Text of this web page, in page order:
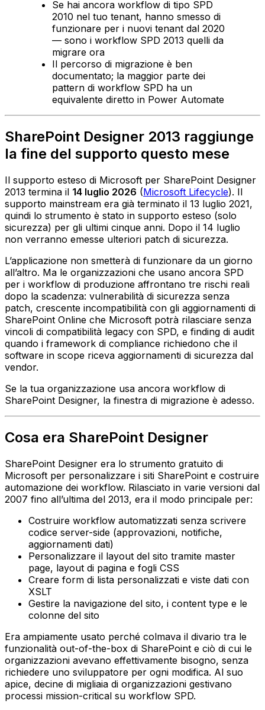
Se hai ancora workflow di tipo SPD
2010 nel tuo tenant, hanno smesso di
funzionare per i nuovi tenant dal 2020
— sono i workflow SPD 2013 quelli da
migrare ora
Il percorso di migrazione è ben
documentato; la maggior parte dei
pattern di workflow SPD ha un
equivalente diretto in Power Automate
SharePoint Designer 2013 raggiunge
la fine del supporto questo mese
Il supporto esteso di Microsoft per SharePoint Designer
2013 termina il 14 luglio 2026 (Microsoft Lifecycle). Il
supporto mainstream era già terminato il 13 luglio 2021,
quindi lo strumento è stato in supporto esteso (solo
sicurezza) per gli ultimi cinque anni. Dopo il 14 luglio
non verranno emesse ulteriori patch di sicurezza.
L’applicazione non smetterà di funzionare da un giorno
all’altro. Ma le organizzazioni che usano ancora SPD
per i workflow di produzione affrontano tre rischi reali
dopo la scadenza: vulnerabilità di sicurezza senza
patch, crescente incompatibilità con gli aggiornamenti di
SharePoint Online che Microsoft potrà rilasciare senza
vincoli di compatibilità legacy con SPD, e finding di audit
quando i framework di compliance richiedono che il
software in scope riceva aggiornamenti di sicurezza dal
vendor.
Se la tua organizzazione usa ancora workflow di
SharePoint Designer, la finestra di migrazione è adesso.
Cosa era SharePoint Designer
SharePoint Designer era lo strumento gratuito di
Microsoft per personalizzare i siti SharePoint e costruire
automazione dei workflow. Rilasciato in varie versioni dal
2007 fino all’ultima del 2013, era il modo principale per:
Costruire workflow automatizzati senza scrivere
codice server-side (approvazioni, notifiche,
aggiornamenti dati)
Personalizzare il layout del sito tramite master
page, layout di pagina e fogli CSS
Creare form di lista personalizzati e viste dati con
XSLT
Gestire la navigazione del sito, i content type e le
colonne del sito
Era ampiamente usato perché colmava il divario tra le
funzionalità out-of-the-box di SharePoint e ciò di cui le
organizzazioni avevano effettivamente bisogno, senza
richiedere uno sviluppatore per ogni modifica. Al suo
apice, decine di migliaia di organizzazioni gestivano
processi mission-critical su workflow SPD.